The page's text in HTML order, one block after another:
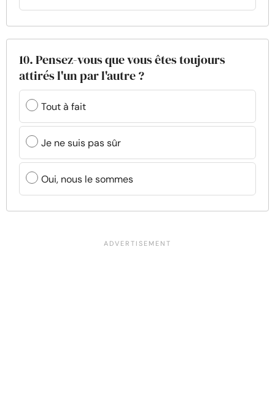
10. Pensez-vous que vous êtes toujours
attirés l'un par l'autre ?
Tout à fait
Je ne suis pas sûr
Oui, nous le sommes